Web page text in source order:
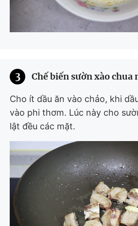
3 Chế biến sườn xào chua
Cho ít dầu ăn vào chảo, khi
vào phi thơm. Lúc này cho
lật đều các mặt.